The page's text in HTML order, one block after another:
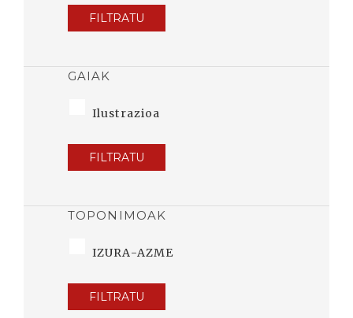
FILTRATU
GAIAK
Ilustrazioa
FILTRATU
TOPONIMOAK
IZURA-AZME
FILTRATU